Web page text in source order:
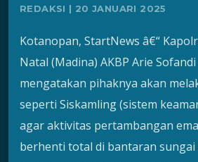
REDAKSI | 20 JANUARI 2025
Kotanopan, StartNews â€“
Natal (Madina) AKBP Arie
mengatakan pihaknya akan
seperti Siskamling (sistem
agar aktivitas pertambangan
berhenti total di bantaran sungai